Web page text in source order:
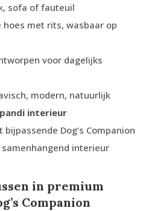
sofa of fauteuil
hoes met rits, wasbaar op
voor dagelijks
modern, natuurlijk
interieur
bijpassende Dog’s Companion
interieur
in premium
Companion